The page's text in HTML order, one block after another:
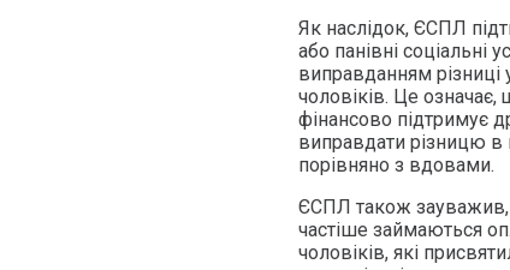
Як наслідок, ЄСПЛ
або панівні соціальні
виправданням різниці
чоловіків. Це
фінансово підтримує
виправдати різницю в
порівняно з вдовами.
ЄСПЛ також зауважив,
частіше займаються
чоловіків, які